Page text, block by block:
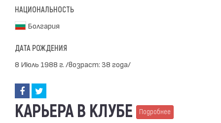
НАЦИОНАЛЬНОСТЬ
Болгария
ДАТА РОЖДЕНИЯ
8 Июль 1988 г. /возраст: 38 года/
КАРЬЕРА В КЛУБЕ Подробнее